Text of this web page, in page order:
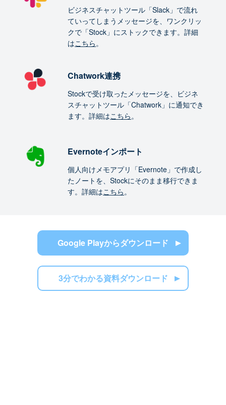
ビジネスチャットツール「Slack」で流れ
ていってしまうメッセージを、ワンクリッ
クで「Stock」にストックできます。詳細
はこちら。
Chatwork連携
Stockで受け取ったメッセージを、ビジネ
スチャットツール「Chatwork」に通知でき
ます。詳細はこちら。
Evernoteインポート
個人向けメモアプリ「Evernote」で作成し
たノートを、Stockにそのまま移行できま
す。詳細はこちら。
Google Playからダウンロード
3分でわかる資料ダウンロード